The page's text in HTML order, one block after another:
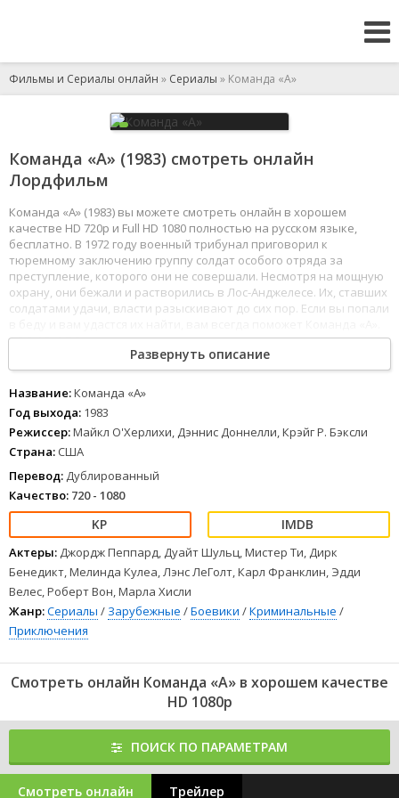
Фильмы и Сериалы онлайн » Сериалы » Команда «А»
Команда «А» (1983) смотреть онлайн
Лордфильм
Команда «А» (1983) вы можете смотреть онлайн в хорошем
качестве HD 720p и Full HD 1080 полностью на русском языке,
бесплатно. В 1972 году военный трибунал приговорил к
тюремному заключению группу солдат особого отряда за
преступление, которого они не совершали. Несмотря на мощную
охрану, они бежали и растворились в Лос-Анджелесе. Их, ставших
солдатами удачи, власти разыскивают до сих пор. Если вы попали
12345 678
Развернуть описание
Название:Команда «А»
Год выхода: 1983
Режиссер:Майкл О'Херлихи, Дэннис Доннелли, Крэйг Р. Бэксли
Страна: США
Перевод: Дублированный
Качество: 720 - 1080
Актеры: Джордж Пеппард, Дуайт Шульц, Мистер Ти, Дирк
Бенедикт, Мелинда Кулеа, Лэнс ЛеГолт, Карл Франклин, Эдди
Велес, Роберт Вон, Марла Хисли
Жанр:Сериалы / Зарубежные /Боевики /Криминальные /
Приключения
Смотреть онлайн Команда «А» в хорошем качестве
HD 1080p
ПОИСК ПО ПАРАМЕТРАМ
Смотреть онлайн Трейлер